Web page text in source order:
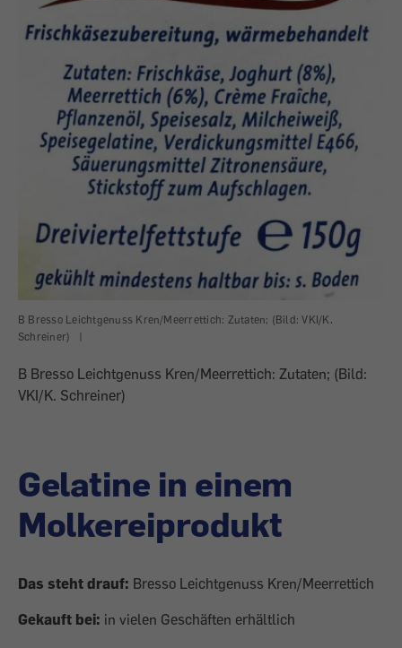
B Bresso Leichtgenuss Kren/Meerrettich: Zutaten; (Bild: VKI/K.
Schreiner)
|
B Bresso Leichtgenuss Kren/Meerrettich: Zutaten; (Bild:
VKI/K. Schreiner)
Gelatine in einem
Molkereiprodukt
Das steht drauf: Bresso Leichtgenuss Kren/Meerrettich
Gekauft bei: in vielen Geschäften erhältlich